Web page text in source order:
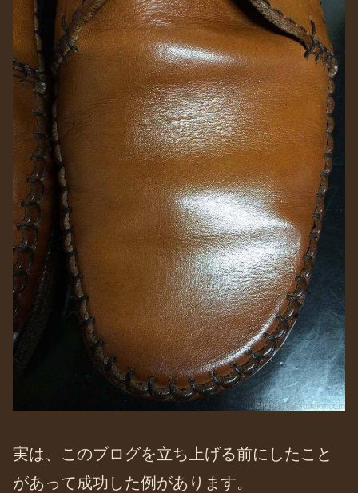
実は、このブログを立ち上げる前にしたこと
があって成功した例があります。